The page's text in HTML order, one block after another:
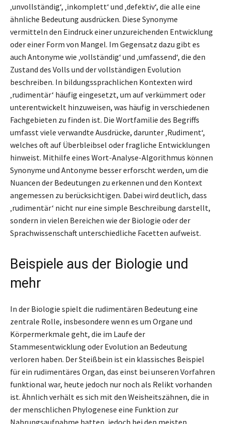
‚unvollständig‘, ‚inkomplett‘ und ‚defektiv‘, die alle eine
ähnliche Bedeutung ausdrücken. Diese Synonyme
vermitteln den Eindruck einer unzureichenden Entwicklung
oder einer Form von Mangel. Im Gegensatz dazu gibt es
auch Antonyme wie ‚vollständig‘ und ‚umfassend‘, die den
Zustand des Volls und der vollständigen Evolution
beschreiben. In bildungssprachlichen Kontexten wird
‚rudimentär‘ häufig eingesetzt, um auf verkümmert oder
unterentwickelt hinzuweisen, was häufig in verschiedenen
Fachgebieten zu finden ist. Die Wortfamilie des Begriffs
umfasst viele verwandte Ausdrücke, darunter ‚Rudiment‘,
welches oft auf Überbleibsel oder fragliche Entwicklungen
hinweist. Mithilfe eines Wort-Analyse-Algorithmus können
Synonyme und Antonyme besser erforscht werden, um die
Nuancen der Bedeutungen zu erkennen und den Kontext
angemessen zu berücksichtigen. Dabei wird deutlich, dass
‚rudimentär‘ nicht nur eine simple Beschreibung darstellt,
sondern in vielen Bereichen wie der Biologie oder der
Sprachwissenschaft unterschiedliche Facetten aufweist.
Beispiele aus der Biologie und
mehr
In der Biologie spielt die rudimentären Bedeutung eine
zentrale Rolle, insbesondere wenn es um Organe und
Körpermerkmale geht, die im Laufe der
Stammesentwicklung oder Evolution an Bedeutung
verloren haben. Der Steißbein ist ein klassisches Beispiel
für ein rudimentäres Organ, das einst bei unseren Vorfahren
funktional war, heute jedoch nur noch als Relikt vorhanden
ist. Ähnlich verhält es sich mit den Weisheitszähnen, die in
der menschlichen Phylogenese eine Funktion zur
Nahrungsaufnahme hatten, jedoch bei den meisten